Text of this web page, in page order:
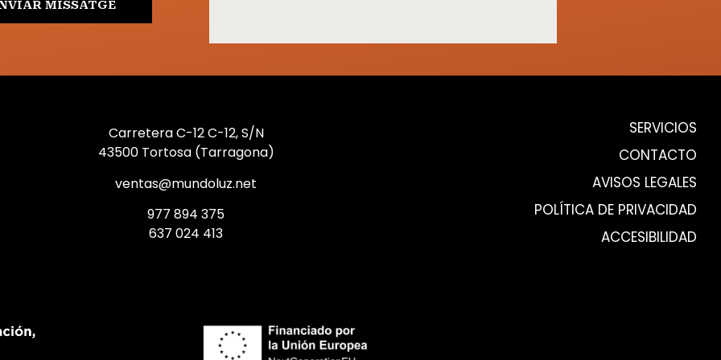
MISSATGE
Carretera C-12 C-12, S/N
43500 Tortosa (Tarragona)
ventas@mundoluz.net
977 894 375
637 024 413
SERVICIOS
CONTACTO
AVISOS LEGALES
POLÍTICA DE PRIVACIDAD
ACCESIBILIDAD